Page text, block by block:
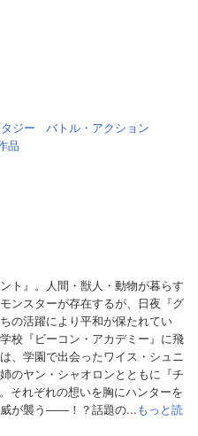
ジー
バトル・アクション
品
ト』。人間・獣人・動物が暮らす
ンスターが存在するが、日夜『グ
の活躍により平和が保たれてい
校『ビーコン・アカデミー』に飛
、学園で出会ったワイス・シュニ
のヤン・シャオロンとともに『チ
それぞれの想いを胸にハンターを
威が襲う――！？話題の...もっと読